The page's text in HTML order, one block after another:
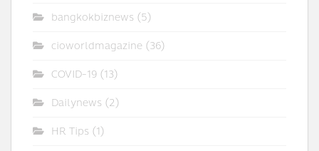
bangkokbiznews (5)
cioworldmagazine (36)
COVID-19 (13)
Dailynews (2)
HR Tips (1)